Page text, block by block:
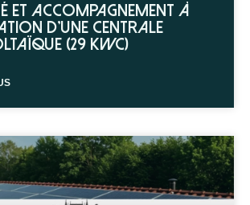
et accompagnement à
d’une centrale
(29 kWc)